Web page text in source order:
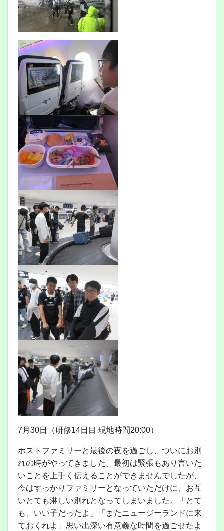
7月30日（研修14日目 現地時間20:00）
ホストファミリーと最後の夜を過ごし、ついにお別
れの時がやってきました。最初は緊張もあり言いた
いことを上手く伝えることができませんでしたが、
今はすっかりファミリーとなっていただけに、お互
いとても淋しい別れとなってしまいました。「とて
も、いい子だったよ」「またニュージーランドに来
ておくれよ」思い出深い有意義な時間を過ごせたよ